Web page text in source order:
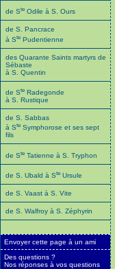
de Ste Odile à S. Ours
de S. Pancrace
à Ste Pudentienne
des Quarante Saints martyrs de
Sébaste
à S. Quentin
de Ste Radegonde
à S. Rustique
de S. Sabbas
à Ste Symphorose et ses sept
fils
de Ste Tatienne à S. Tryphon
de S. Ubald à Ste Ursule
de S. Vaast à S. Vite
de S. Walfroy à S. Zéphyrin
Envoyer cette page à un ami
Des questions ?
Nos réponses à vos questions